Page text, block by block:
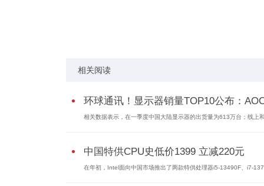
相关阅读
环球通讯！显示器销量TOP10公布：
相关数据表示，在一季度中国大陆显示器的出货量为613万台；线上
中国特供CPU史低价1399 立减220元
在年初，Intel面向中国市场推出了两款特供处理器i5-13490F、i7-